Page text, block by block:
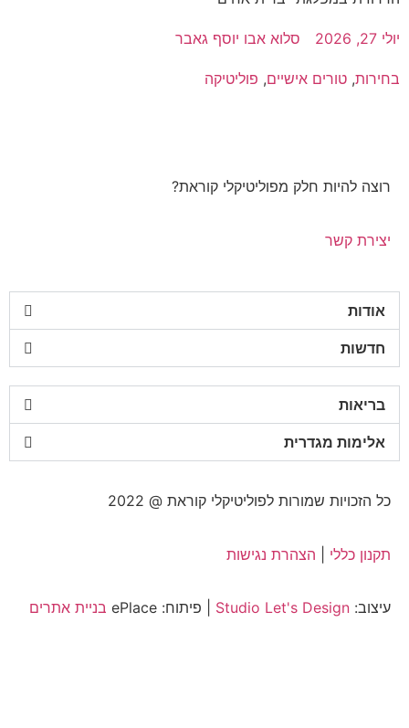
יולי 27, 2026 סלוא אבו יוסף גאבר
בחירות,טורים אישיים,פוליטיקה
רוצה להיות חלק מפוליטיקלי קוראת?
יצירת קשר
אודות
חדשות
בריאות
אלימות מגדרית
כל הזכויות שמורות לפוליטיקלי קוראת @ 2022
תקנון כללי| הצהרת נגישות
עיצוב:Studio Let's Design| פיתוח: ePlace בניית אתרים